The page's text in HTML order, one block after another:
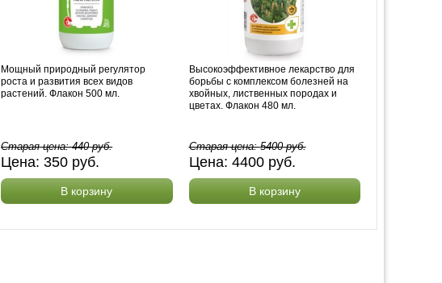
Мощный природный регулятор
роста и развития всех видов
растений. Флакон 500 мл.
Старая цена:440руб.
Цена:350 руб.
В корзину
Высокоэффективное лекарство для
борьбы с комплексом болезней на
хвойных, лиственных породах и
цветах. Флакон 480 мл.
Старая цена:5400руб.
Цена: 4400руб.
В корзину